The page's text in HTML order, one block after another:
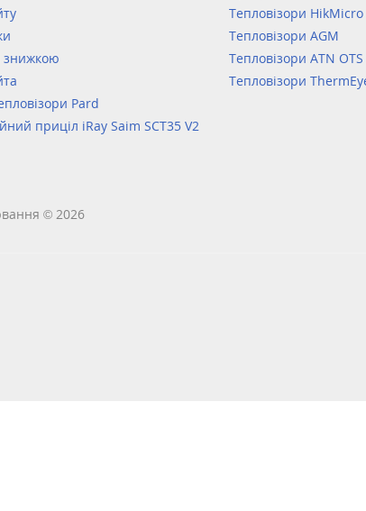
знижкою
Pard
приціл iRay Saim SCT35 V2
Тепловізори HikMicro
Тепловізори AGM
Тепловізори ATN OTS
Тепловізори
© 2026